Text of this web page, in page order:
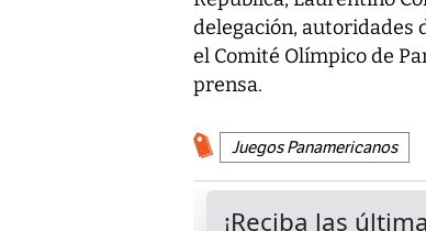
delegación, autoridades
el Comité Olímpico de
prensa.
Juegos Panamericanos